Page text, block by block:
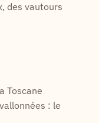
des vautours
Toscane
: le